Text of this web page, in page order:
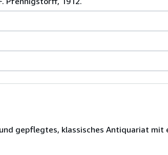
gepflegtes, klassisches Antiquariat mit